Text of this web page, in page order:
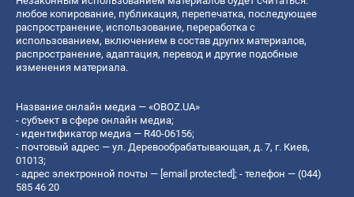
любое копирование, публикация, перепечатка, последующее
распространение, использование, переработка с
использованием, включением в состав других материалов,
распространение, адаптация, перевод и другие подобные
изменения материала.
Название онлайн медиа — «OBOZ.UA»
- субъект в сфере онлайн медиа;
- идентификатор медиа — R40-06156;
- почтовый адрес — ул. Деревообрабатывающая, д. 7, г. Киев,
01013;
- адрес электронной почты — [email protected]; - телефон — (044)
585 46 20